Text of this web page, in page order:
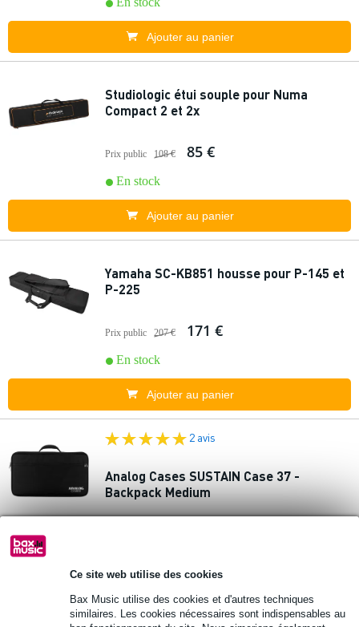
Ce site web utilise des cookies
Bax Music utilise des cookies et d'autres techniques
similaires. Les cookies nécessaires sont indispensables au
Ajouter au panier
Studiologic étui souple pour Numa
Compact 2 et 2x
Prix public 108 € 85 €
En stock
Ajouter au panier
Yamaha SC-KB851 housse pour P-145 et
P-225
Prix public 207 € 171 €
En stock
Ajouter au panier
2 avis
Analog Cases SUSTAIN Case 37 -
Backpack Medium
Ajouter au panier